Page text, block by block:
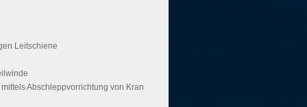
Leitschiene
Abschleppvorrichtung von Kran